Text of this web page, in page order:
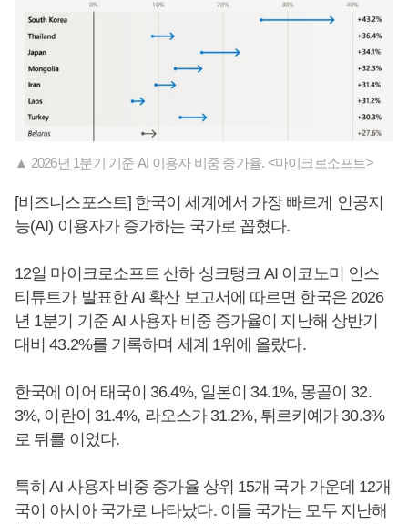
▲ 2026년 1분기 기준 AI 이용자 비중 증가율. <마이크로소프트>
[비즈니스포스트] 한국이 세계에서 가장 빠르게 인공지
능(AI) 이용자가 증가하는 국가로 꼽혔다.
12일 마이크로소프트 산하 싱크탱크 AI 이코노미 인스
티튜트가 발표한 AI 확산 보고서에 따르면 한국은 2026
년 1분기 기준 AI 사용자 비중 증가율이 지난해 상반기
대비 43.2%를 기록하며 세계 1위에 올랐다.
한국에 이어 태국이 36.4%, 일본이 34.1%, 몽골이 32.
3%, 이란이 31.4%, 라오스가 31.2%, 튀르키예가 30.3%
로 뒤를 이었다.
특히 AI 사용자 비중 증가율 상위 15개 국가 가운데 12개
국이 아시아 국가로 나타났다. 이들 국가는 모두 지난해